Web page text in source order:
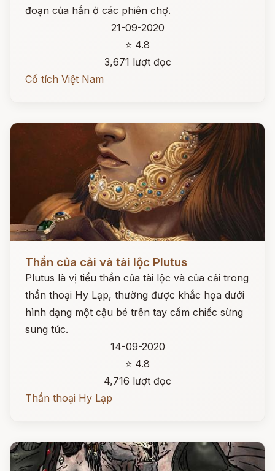
đoạn của hắn ở các phiên chợ.
21-09-2020
⭐ 4.8
3,671 lượt đọc
Cổ tích Việt Nam
Đọc ngay
Thần của cải và tài lộc Plutus
Plutus là vị tiểu thần của tài lộc và của cải trong
thần thoại Hy Lạp, thường được khắc họa dưới
hình dạng một cậu bé trên tay cầm chiếc sừng
sung túc.
14-09-2020
⭐ 4.8
4,716 lượt đọc
Thần thoại Hy Lạp